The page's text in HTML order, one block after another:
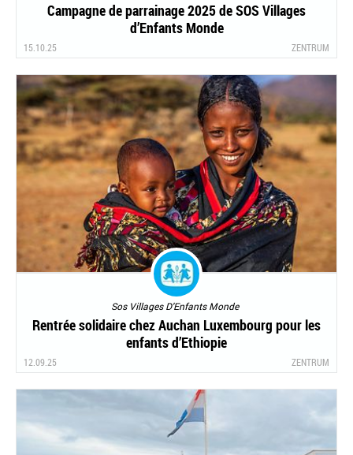
Campagne de parrainage 2025 de SOS Villages
d’Enfants Monde
15.10.25 ZENTRUM
Sos Villages D'Enfants Monde
Rentrée solidaire chez Auchan Luxembourg pour les
enfants d’Ethiopie
12.09.25 ZENTRUM